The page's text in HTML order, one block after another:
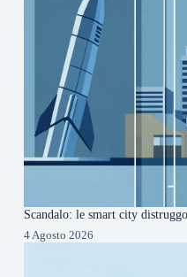
Scandalo: le smart city
4 Agosto 2026